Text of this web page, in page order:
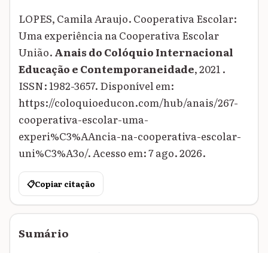
LOPES, Camila Araujo. Cooperativa Escolar:
Uma experiência na Cooperativa Escolar
União. Anais do Colóquio Internacional
Educação e Contemporaneidade, 2021 .
ISSN: 1982-3657. Disponível em:
https://coloquioeducon.com/hub/anais/267-
cooperativa-escolar-uma-
experi%C3%AAncia-na-cooperativa-escolar-
uni%C3%A3o/. Acesso em: 7 ago. 2026.
📋Copiar citação
Sumário